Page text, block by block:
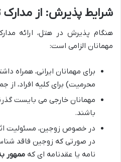
شرایط پذیرش: از مدارک
هنگام پذیرش در هتل، ارائه
مهمانان الزامی است:
برای مهمانان ایرانی، همراه
محرمیت) برای کلیه افراد،
مهمانان خارجی می بایست
باشند.
در خصوص زوجین، مسئولیت
در صورتی که زوجین فاقد
نامه یا عقدنامه ای که ممهور